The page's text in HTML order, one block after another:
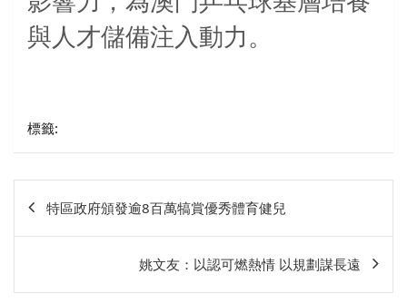
與人才儲備注入動力。
標籤:
章
特區政府頒發逾8百萬犒賞優秀體育健兒
姚文友：以認可燃熱情 以規劃謀長遠